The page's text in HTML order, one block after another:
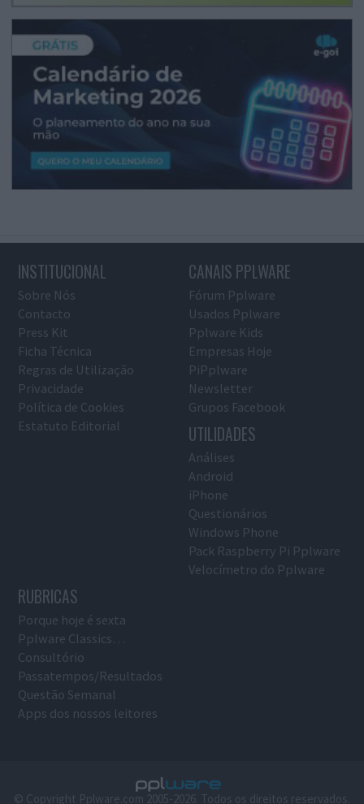
INSTITUCIONAL
Sobre Nós
Contacto
Press Kit
Ficha Técnica
Regras de Utilização
Privacidade
Política de Cookies
Estatuto Editorial
CANAIS PPLWARE
Fórum Pplware
Usados Pplware
Pplware Kids
Empresas Hoje
PiPplware
Newsletter
Grupos Facebook
UTILIDADES
Análises
Android
iPhone
Questionários
Windows Phone
Pack Raspberry Pi Pplware
Velocímetro do Pplware
RUBRICAS
Porque hoje é sexta
Pplware Classics…
Consultório
Passatempos/Resultados
Questão Semanal
Apps dos nossos leitores
© Copyright Pplware.com 2005-2026. Todos os direitos reservados.